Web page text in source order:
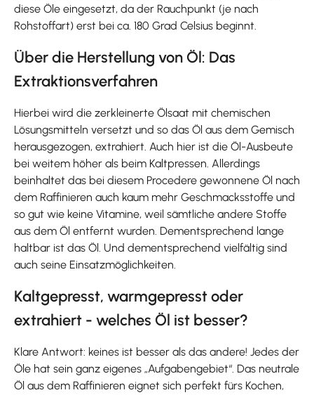
diese Öle eingesetzt, da der Rauchpunkt (je nach
Rohstoffart) erst bei ca. 180 Grad Celsius beginnt.
Über die Herstellung von Öl: Das
Extraktionsverfahren
Hierbei wird die zerkleinerte Ölsaat mit chemischen
Lösungsmitteln versetzt und so das Öl aus dem Gemisch
herausgezogen, extrahiert. Auch hier ist die Öl-Ausbeute
bei weitem höher als beim Kaltpressen. Allerdings
beinhaltet das bei diesem Procedere gewonnene Öl nach
dem Raffinieren auch kaum mehr Geschmacksstoffe und
so gut wie keine Vitamine, weil sämtliche andere Stoffe
aus dem Öl entfernt wurden. Dementsprechend lange
haltbar ist das Öl. Und dementsprechend vielfältig sind
auch seine Einsatzmöglichkeiten.
Kaltgepresst, warmgepresst oder
extrahiert - welches Öl ist besser?
Klare Antwort: keines ist besser als das andere! Jedes der
Öle hat sein ganz eigenes „Aufgabengebiet“. Das neutrale
Öl aus dem Raffinieren eignet sich perfekt fürs Kochen,